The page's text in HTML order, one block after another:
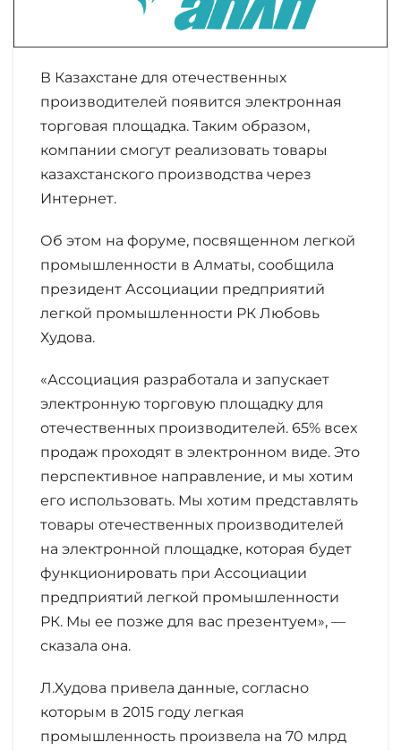
В Казахстане для отечественных
производителей появится электронная
торговая площадка. Таким образом,
компании смогут реализовать товары
казахстанского производства через
Интернет.
Об этом на форуме, посвященном легкой
промышленности в Алматы, сообщила
президент Ассоциации предприятий
легкой промышленности РК Любовь
Худова.
«Ассоциация разработала и запускает
электронную торговую площадку для
отечественных производителей. 65% всех
продаж проходят в электронном виде. Это
перспективное направление, и мы хотим
его использовать. Мы хотим представлять
товары отечественных производителей
на электронной площадке, которая будет
функционировать при Ассоциации
предприятий легкой промышленности
РК. Мы ее позже для вас презентуем», —
сказала она.
Л.Худова привела данные, согласно
которым в 2015 году легкая
промышленность произвела на 70 млрд